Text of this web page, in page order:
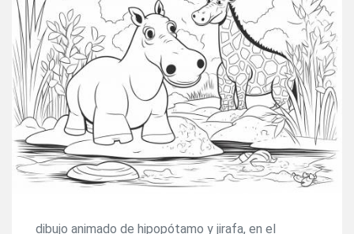
dibujo animado de hipopótamo y jirafa, en el